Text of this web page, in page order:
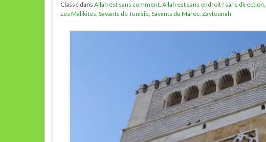
Classé dans Allah est sans comment, Allah est sans endroit / sans direction,
Les Malikites, Savants de Tunisie, Savants du Maroc, Zaytounah